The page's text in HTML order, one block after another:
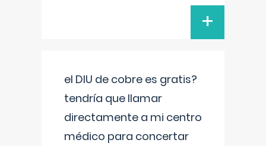
+
el DIU de cobre es gratis?
tendría que llamar
directamente a mi centro
médico para concertar